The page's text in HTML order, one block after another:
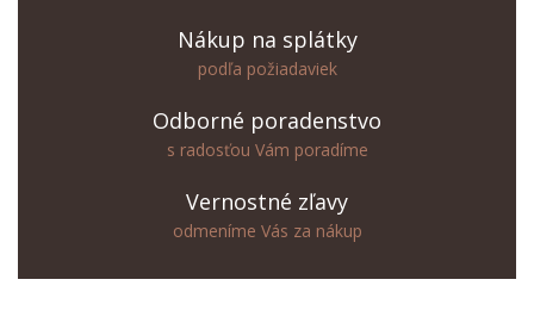
Nákup na splátky
podľa požiadaviek
Odborné poradenstvo
s radosťou Vám poradíme
Vernostné zľavy
odmeníme Vás za nákup